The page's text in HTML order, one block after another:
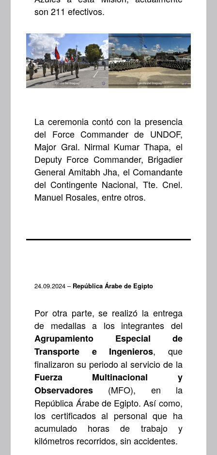
son 211 efectivos.
La ceremonia contó con la presencia
del Force Commander de UNDOF,
Major Gral. Nirmal Kumar Thapa, el
Deputy Force Commander, Brigadier
General Amitabh Jha, el Comandante
del Contingente Nacional, Tte. Cnel.
Manuel Rosales, entre otros.
24.09.2024 – República Árabe de Egipto
Por otra parte, se realizó la entrega
de medallas a los integrantes del
Agrupamiento Especial de
Transporte e Ingenieros, que
finalizaron su periodo al servicio de la
Fuerza Multinacional y
Observadores (MFO), en la
República Árabe de Egipto. Así como,
los certificados al personal que ha
acumulado horas de trabajo y
kilómetros recorridos, sin accidentes.